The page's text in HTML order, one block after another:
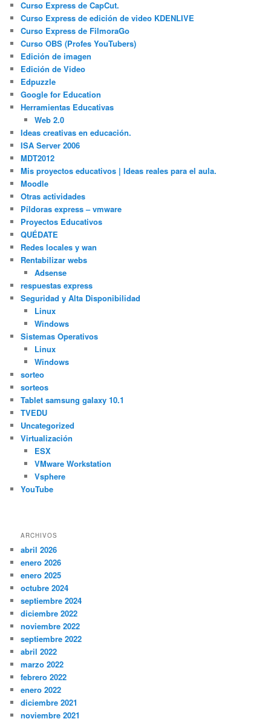
Curso Express de CapCut.
Curso Express de edición de video KDENLIVE
Curso Express de FilmoraGo
Curso OBS (Profes YouTubers)
Edición de imagen
Edición de Video
Edpuzzle
Google for Education
Herramientas Educativas
Web 2.0
Ideas creativas en educación.
ISA Server 2006
MDT2012
Mis proyectos educativos | Ideas reales para el aula.
Moodle
Otras actividades
Píldoras express – vmware
Proyectos Educativos
QUÉDATE
Redes locales y wan
Rentabilizar webs
Adsense
respuestas express
Seguridad y Alta Disponibilidad
Linux
Windows
Sistemas Operativos
Linux
Windows
sorteo
sorteos
Tablet samsung galaxy 10.1
TVEDU
Uncategorized
Virtualización
ESX
VMware Workstation
Vsphere
YouTube
ARCHIVOS
abril 2026
enero 2026
enero 2025
octubre 2024
septiembre 2024
diciembre 2022
noviembre 2022
septiembre 2022
abril 2022
marzo 2022
febrero 2022
enero 2022
diciembre 2021
noviembre 2021